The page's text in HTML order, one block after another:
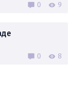
0 9
0 8